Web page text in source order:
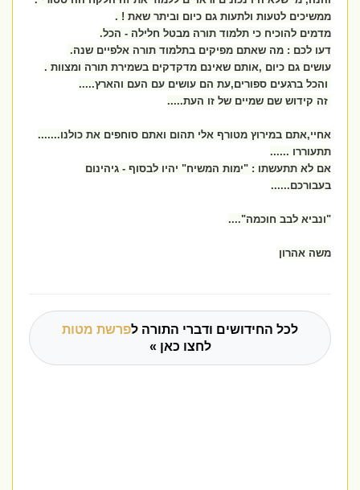
ממשיכים לטעות ולתעות גם כיום וביתר שאת ! .
מדמים להוכיח כי תלמוד תורה מבטל חלילה - הכל.
דעו לכם : מה שאתם מפיקים בתלמוד תורה אלפיים שנה.
עושים גם כיום ,אותם שאינם מדקדקים בשמירת תורה ומצוות .
והכל ברגעים ספורים,עת הם עושים עם העם והארץ.....
זה קידוש שם שמיים של זו העת.....
אחיי,אתם במירוץ מטורף אלי תהום ואתם סוחפים את כולנו.......
תתעוררו ......
אם לא תתעשתו : "ימות המשיח" יהיו לבסוף - גיהינום
בעבורכם......
"ונביא לבב חוכמה"....
משה אהרון
לכל החידושים ודברי התורה לפרשת מטות
לחצו כאן »